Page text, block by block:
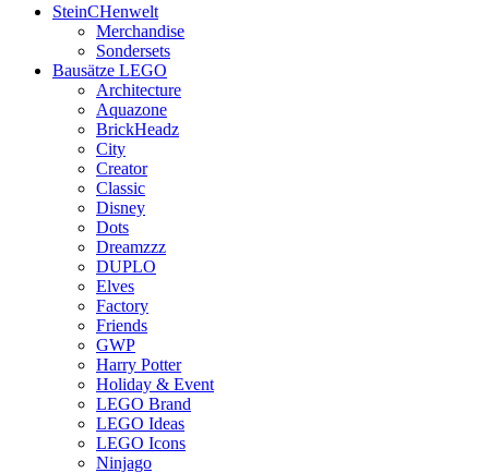
SteinCHenwelt
Merchandise
Sondersets
Bausätze LEGO
Architecture
Aquazone
BrickHeadz
City
Creator
Classic
Disney
Dots
Dreamzzz
DUPLO
Elves
Factory
Friends
GWP
Harry Potter
Holiday & Event
LEGO Brand
LEGO Ideas
LEGO Icons
Ninjago